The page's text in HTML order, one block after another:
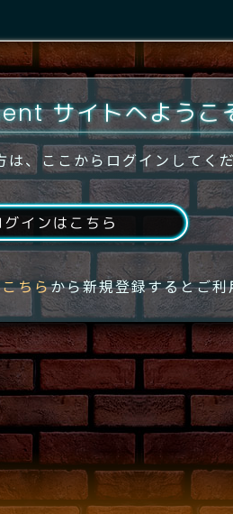
サイトへようこ
、ここからログインしてくだ
グインはこちら
こちらから新規登録するとご